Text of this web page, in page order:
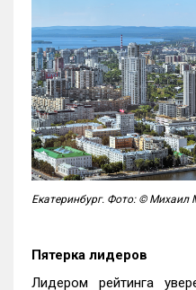
Екатеринбург. Фото: © Михаил
Пятерка лидеров
Лидером рейтинга